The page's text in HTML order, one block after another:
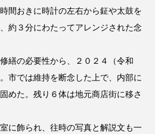
間おきに時計の左右から鉦や太鼓を
約３分にわたってアレンジされた念
繕の必要性から、２０２４（令和
市では維持を断念した上で、内部に
めた。残り６体は地元商店街に移さ
に飾られ、往時の写真と解説文も一